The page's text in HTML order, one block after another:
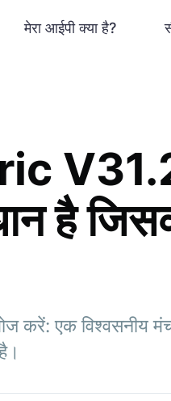
मेरा आईपी क्या है?
V31.2
है
एक विश्वसनीय मंच